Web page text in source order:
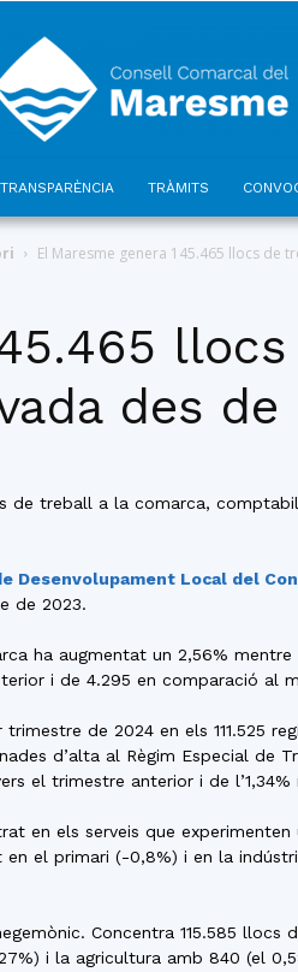
Comarcal
TRÀMITS
El Maresme genera 145.465 llocs de
des de
de treball a la comarca,
Desenvolupament Local del
de 2023.
ha augmentat un 2,56%
i de 4.295 en comparació al
de 2024 en els 111.525
d’alta al Règim Especial de
el trimestre anterior i de l’1,34%
en els serveis que
el primari (-0,8%) i en la
Concentra 115.585
i la agricultura amb 840 (el